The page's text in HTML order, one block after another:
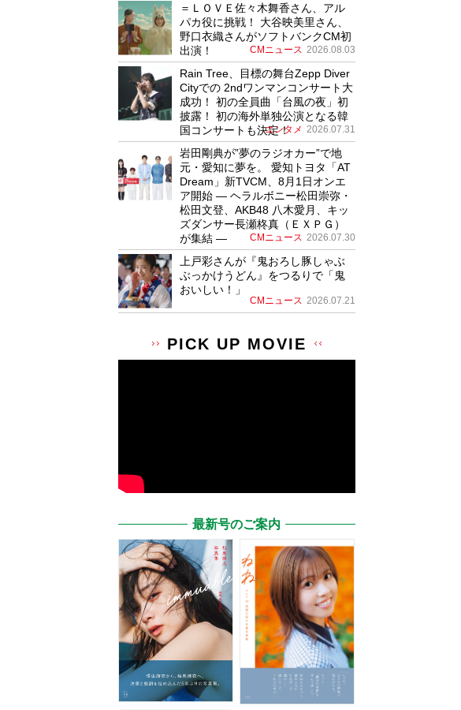
＝ＬＯＶＥ佐々木舞香さん、アル
パカ役に挑戦！ 大谷映美里さん、
野口衣織さんがソフトバンクCM初
出演！
CMニュース 2026.08.03
Rain Tree、目標の舞台Zepp Diver
Cityでの 2ndワンマンコンサート大
成功！ 初の全員曲「台風の夜」初
披露！ 初の海外単独公演となる韓
国コンサートも決定！
エンタメ 2026.07.31
岩田剛典が”夢のラジオカー”で地
元・愛知に夢を。 愛知トヨタ「AT
Dream」新TVCM、8月1日オンエ
ア開始 ― ヘラルボニー松田崇弥・
松田文登、AKB48 八木愛月、キッ
ズダンサー長瀬柊真（ＥＸＰＧ）
が集結 ―
CMニュース 2026.07.30
上戸彩さんが『鬼おろし豚しゃぶ
ぶっかけうどん』をつるりで「鬼
おいしい！」
CMニュース 2026.07.21
PICK UP MOVIE
最新号のご案内